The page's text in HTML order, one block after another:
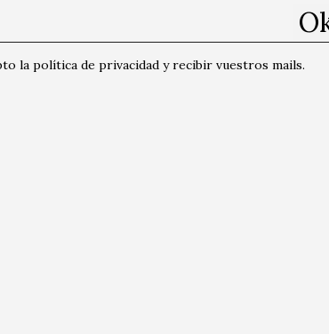
crítica centrada en la edición, la formación, la
en relación a la cultura y el arte
de partida es el arte contemporáneo, porque es de
permite ir mucho más allá, incorporar otras disciplinas y
sobre temas que son de relevancia y de urgencia para
la política de privacidad y recibir vuestros mails.